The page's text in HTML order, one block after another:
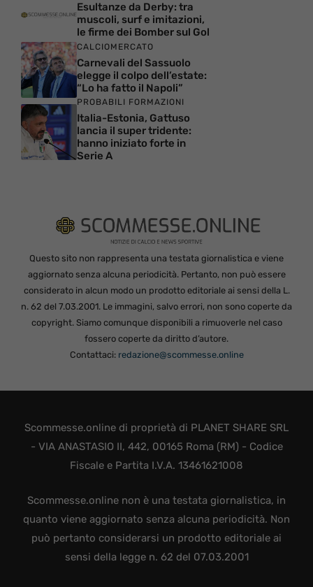
Esultanze da Derby: tra
muscoli, surf e imitazioni,
le firme dei Bomber sul Gol
CALCIOMERCATO
Carnevali del Sassuolo
elegge il colpo dell’estate:
“Lo ha fatto il Napoli”
PROBABILI FORMAZIONI
Italia-Estonia, Gattuso
lancia il super tridente:
hanno iniziato forte in
Serie A
Questo sito non rappresenta una testata giornalistica e viene
aggiornato senza alcuna periodicità. Pertanto, non può essere
considerato in alcun modo un prodotto editoriale ai sensi della L.
n. 62 del 7.03.2001. Le immagini, salvo errori, non sono coperte da
copyright. Siamo comunque disponibili a rimuoverle nel caso
fossero coperte da diritto d’autore.
Contattaci: redazione@scommesse.online
Scommesse.online di proprietà di PLANET SHARE SRL
- VIA ANASTASIO II, 442, 00165 Roma (RM) - Codice
Fiscale e Partita I.V.A. 13461621008
Scommesse.online non è una testata giornalistica, in
quanto viene aggiornato senza alcuna periodicità. Non
può pertanto considerarsi un prodotto editoriale ai
sensi della legge n. 62 del 07.03.2001